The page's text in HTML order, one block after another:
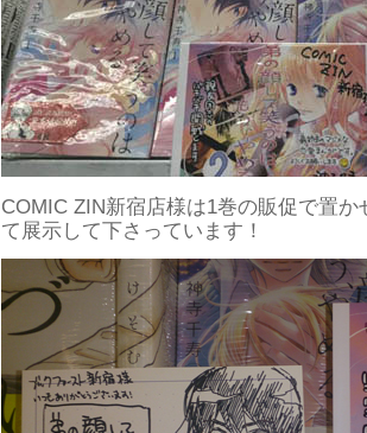
COMIC ZIN新宿店様は1巻の販促で置
て展示して下さっています！